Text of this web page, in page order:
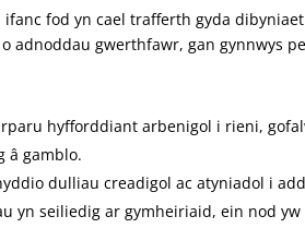
ifanc fod yn cael trafferth gyda
adnoddau gwerthfawr, gan gynnwys
hyfforddiant arbenigol i rieni,
â gamblo.
dulliau creadigol ac atyniadol i
yn seiliedig ar gymheiriaid, ein nod